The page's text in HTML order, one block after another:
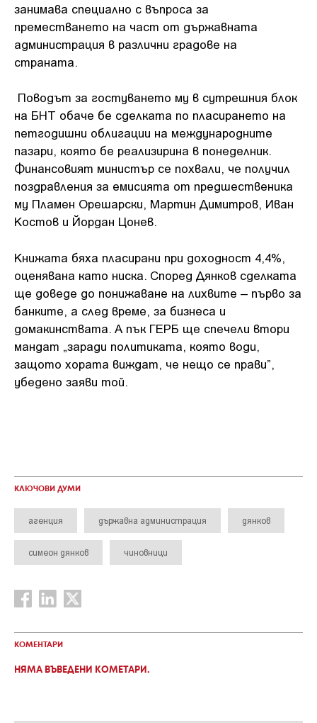
занимава специално с въпроса за
преместването на част от държавната
администрация в различни градове на
страната.
Поводът за гостуването му в сутрешния блок
на БНТ обаче бе сделката по пласирането на
петгодишни облигации на международните
пазари, която бе реализирина в понеделник.
Финансовият министър се похвали, че получил
поздравления за емисията от предшественика
му Пламен Орешарски, Мартин Димитров, Иван
Костов и Йордан Цонев.
Книжата бяха пласирани при доходност 4,4%,
оценявана като ниска. Според Дянков сделката
ще доведе до понижаване на лихвите – първо за
банките, а след време, за бизнеса и
домакинствата. А пък ГЕРБ ще спечели втори
мандат „заради политиката, която води,
защото хората виждат, че нещо се прави”,
убедено заяви той.
КЛЮЧОВИ ДУМИ
агенция държавна администрация дянков
симеон дянков чиновници
КОМЕНТАРИ
НЯМА ВЪВЕДЕНИ КОМЕТАРИ.